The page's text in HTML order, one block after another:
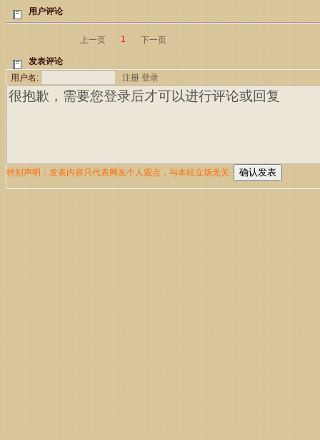
用户评论
上一页 1 下一页
发表评论
用户名:
注册 登录
特别声明：发表内容只代表网友个人观点，与本站立场无关.